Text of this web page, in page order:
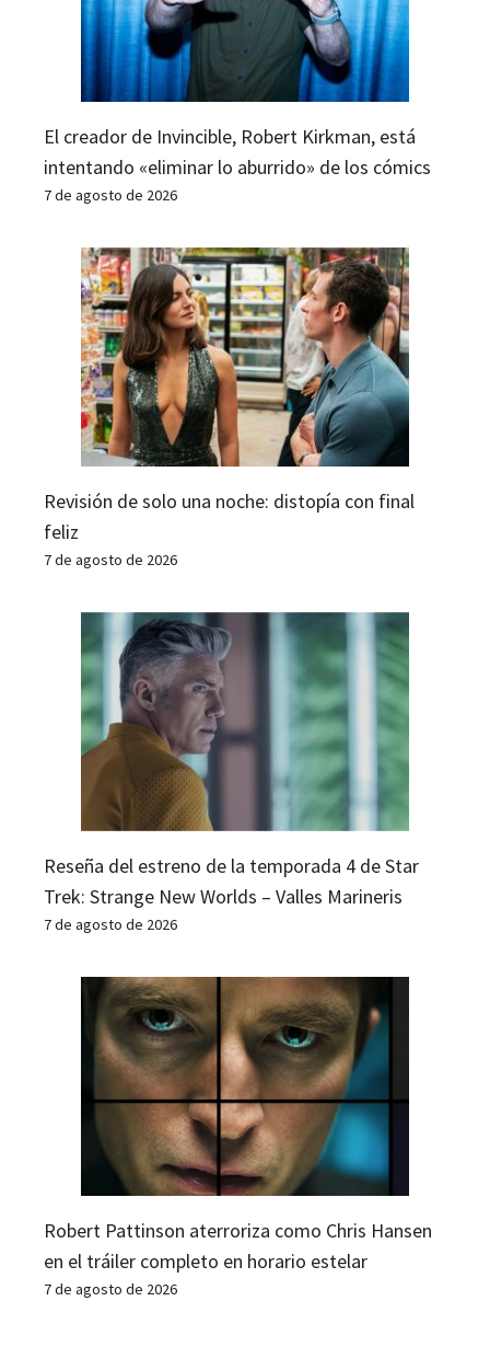
El creador de Invincible, Robert Kirkman, está
intentando «eliminar lo aburrido» de los cómics
7 de agosto de 2026
Revisión de solo una noche: distopía con final
feliz
7 de agosto de 2026
Reseña del estreno de la temporada 4 de Star
Trek: Strange New Worlds – Valles Marineris
7 de agosto de 2026
Robert Pattinson aterroriza como Chris Hansen
en el tráiler completo en horario estelar
7 de agosto de 2026